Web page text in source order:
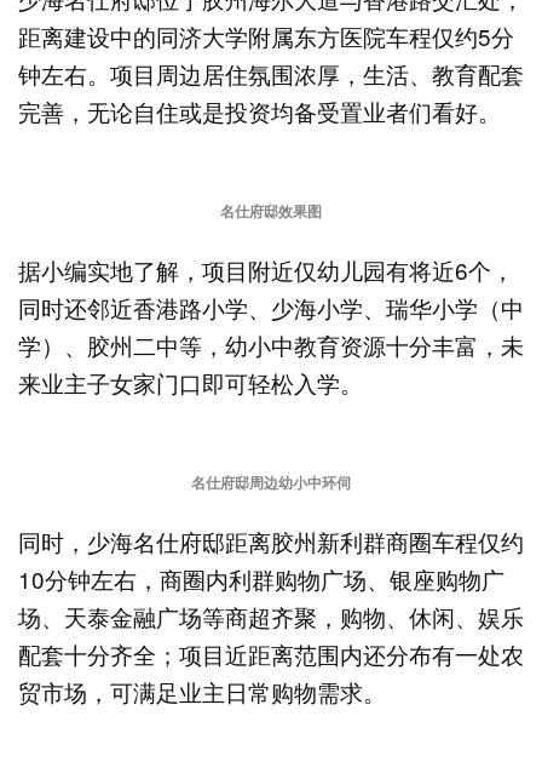
距离建设中的同济大学附属东方医院车程仅约5分
钟左右。项目周边居住氛围浓厚，生活、教育配套
完善，无论自住或是投资均备受置业者们看好。
名仕府邸效果图
据小编实地了解，项目附近仅幼儿园有将近6个，
同时还邻近香港路小学、少海小学、瑞华小学（中
学）、胶州二中等，幼小中教育资源十分丰富，未
来业主子女家门口即可轻松入学。
名仕府邸周边幼小中环伺
同时，少海名仕府邸距离胶州新利群商圈车程仅约
10分钟左右，商圈内利群购物广场、银座购物广
场、天泰金融广场等商超齐聚，购物、休闲、娱乐
配套十分齐全；项目近距离范围内还分布有一处农
贸市场，可满足业主日常购物需求。